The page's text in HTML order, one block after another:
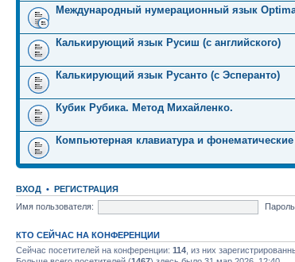
Международный нумерационный язык
Калькирующий язык Русиш (с английского)
Калькирующий язык Русанто (с Эсперанто)
Кубик Рубика. Метод Михайленко.
Компьютерная клавиатура и фонематические
ВХОД • РЕГИСТРАЦИЯ
Имя пользователя:
КТО СЕЙЧАС НА КОНФЕРЕНЦИИ
Сейчас посетителей на конференции: 114 , из них